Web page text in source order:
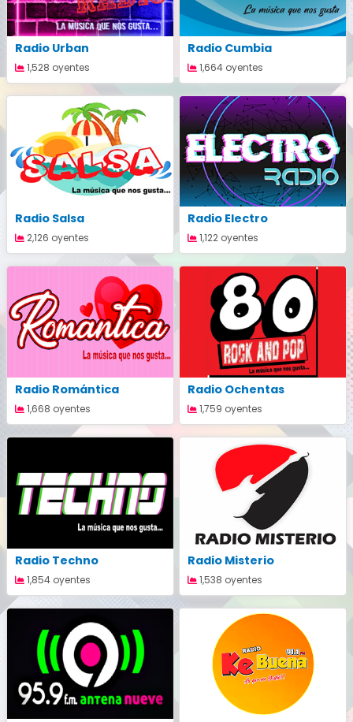
Radio Urban
1,528 oyentes
Radio Cumbia
1,664 oyentes
Radio Salsa
2,126 oyentes
Radio Electro
1,122 oyentes
Radio Romántica
1,668 oyentes
Radio Ochentas
1,759 oyentes
Radio Techno
1,854 oyentes
Radio Misterio
1,538 oyentes